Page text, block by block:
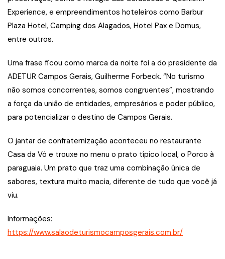
Experience, e empreendimentos hoteleiros como Barbur
Plaza Hotel, Camping dos Alagados, Hotel Pax e Domus,
entre outros.
Uma frase ficou como marca da noite foi a do presidente da
ADETUR Campos Gerais, Guilherme Forbeck. “No turismo
não somos concorrentes, somos congruentes”, mostrando
a força da união de entidades, empresários e poder público,
para potencializar o destino de Campos Gerais.
O jantar de confraternização aconteceu no restaurante
Casa da Vó e trouxe no menu o prato típico local, o Porco à
paraguaia. Um prato que traz uma combinação única de
sabores, textura muito macia, diferente de tudo que você já
viu.
Informações:
https://www.salaodeturismocamposgerais.com.br/